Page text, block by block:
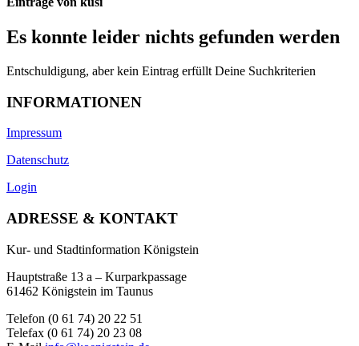
Es konnte leider nichts gefunden werden
Entschuldigung, aber kein Eintrag erfüllt Deine Suchkriterien
INFORMATIONEN
Impressum
Datenschutz
Login
ADRESSE & KONTAKT
Kur- und Stadtinformation Königstein
Hauptstraße 13 a – Kurparkpassage
61462 Königstein im Taunus
Telefon (0 61 74) 20 22 51
Telefax (0 61 74) 20 23 08